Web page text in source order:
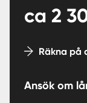
ca 2
Räkna på
Ansök om